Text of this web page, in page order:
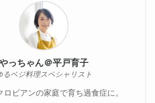
っちゃん＠平戸育子
るベジ料理スペシャリスト
ロビアンの家庭で育ち過食症に。